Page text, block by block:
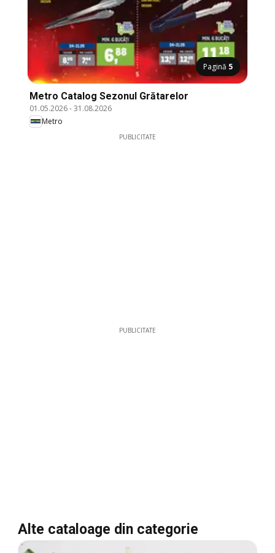
Pagină 5
Metro Catalog Sezonul Grătarelor
01.05.2026-31.08.2026
Metro
PUBLICITATE
PUBLICITATE
Alte cataloage din categorie